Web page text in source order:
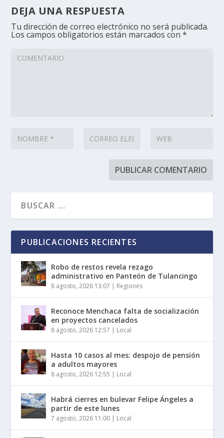
DEJA UNA RESPUESTA
Tu dirección de correo electrónico no será publicada.
Los campos obligatorios están marcados con*
PUBLICACIONES RECIENTES
Robo de restos revela rezago
administrativo en Panteón de Tulancingo
8 agosto, 2026 13:07 | Regiones
Reconoce Menchaca falta de socialización
en proyectos cancelados
8 agosto, 2026 12:57 | Local
Hasta 10 casos al mes: despojo de pensión
a adultos mayores
8 agosto, 2026 12:55 | Local
Habrá cierres en bulevar Felipe Ángeles a
partir de este lunes
7 agosto, 2026 11:00 | Local